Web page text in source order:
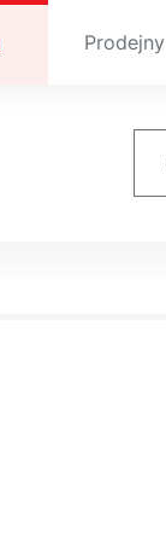
Prodejny